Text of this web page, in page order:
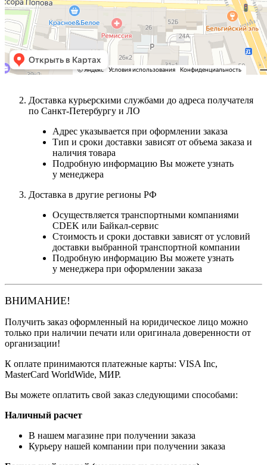
Доставка курьерскими службами до адреса получателя
по Санкт-Петербургу и ЛО
Адрес указывается при оформлении заказа
Тип и сроки доставки зависят от объема заказа и
наличия товара
Подробную информацию Вы можете узнать
у менеджера
Доставка в другие регионы РФ
Осуществляется транспортными компаниями
CDEK или Байкал-сервис
Стоимость и сроки доставки зависят от условий
доставки выбранной транспортной компании
Подробную информацию Вы можете узнать
у менеджера при оформлении заказа
ВНИМАНИЕ!
Получить заказ оформленный на юридическое лицо можно
только при наличии печати или оригинала доверенности от
организации!
К оплате принимаются платежные карты: VISA Inc,
MasterCard WorldWide, МИР.
Вы можете оплатить свой заказ следующими способами:
Наличный расчет
В нашем магазине при получении заказа
Курьеру нашей компании при получении заказа